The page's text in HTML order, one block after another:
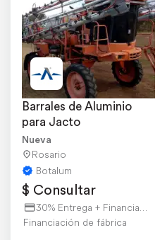
Barrales de Aluminio
para Jacto
Nueva
Rosario
Botalum
$ Consultar
30% Entrega + Financiación
Financiación de fábrica